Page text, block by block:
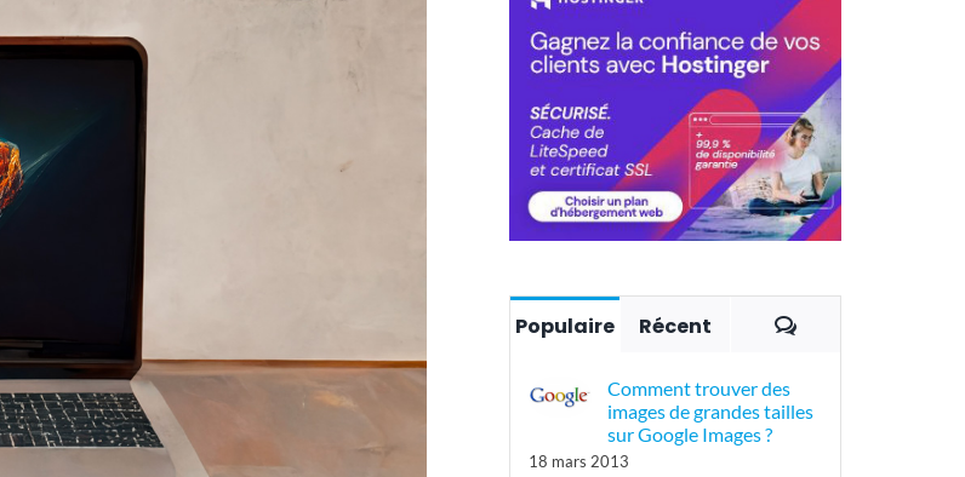
Populaire Récent Commentaires
Comment trouver des
images de grandes tailles
sur Google Images ?
18 mars 2013